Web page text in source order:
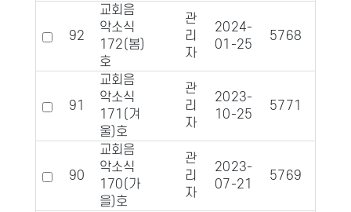
92
교회음
악소식
172(봄)
호
관
리
자
2024-
01-25
5768
91
교회음
악소식
171(겨
울)호
관
리
자
2023-
10-25
5771
90
교회음
악소식
170(가
을)호
관
리
자
2023-
07-21
5769